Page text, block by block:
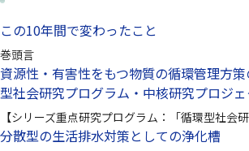
この10年間で変わったこと
巻頭言
資源性・有害性をもつ物質の循環管理方
型社会研究プログラム・中核研究プロジ
【シリーズ重点研究プログラム：「循環型社会
分散型の生活排水対策としての浄化槽